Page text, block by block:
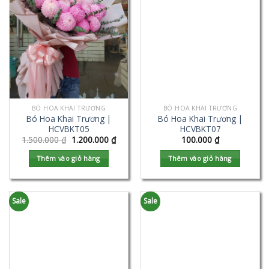
BÓ HOA KHAI TRƯƠNG
Bó Hoa Khai Trương |
HCVBKT05
1.500.000₫ 1.200.000 ₫
Thêm vào giỏ hàng
BÓ HOA KHAI TRƯƠNG
Bó Hoa Khai Trương |
HCVBKT07
100.000 ₫
Thêm vào giỏ hàng
Sale Sale